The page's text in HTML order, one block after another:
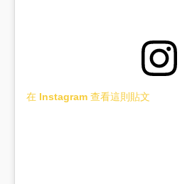
在 Instagram 查看這則貼文